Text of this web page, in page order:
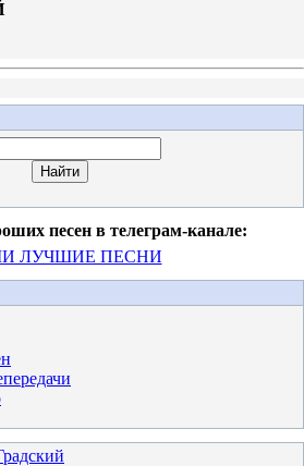
песен в телеграм-канале:
ЛУЧШИЕ ПЕСНИ